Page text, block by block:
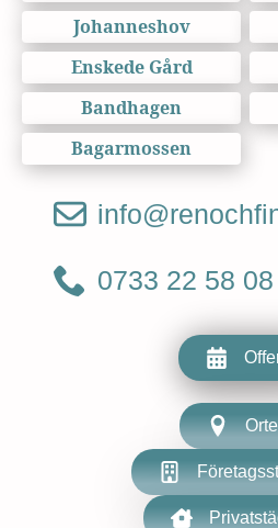
Johanneshov
Enskede Gård
Bandhagen
Bagarmossen
0733 22 58 08